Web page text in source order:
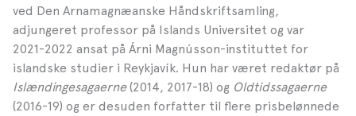
ved Den Arnamagnæanske Håndskriftsamling,
adjungeret professor på Islands Universitet og var
2021­-2022 ansat på Árni Magnússon-instituttet for
islandske studier i Reykjavík. Hun har været redaktør på
Islændingesagaerne(2014, 2017-­18) og Oldtidssagaerne
(2016-­19) og er desuden forfatter til flere prisbelønnede